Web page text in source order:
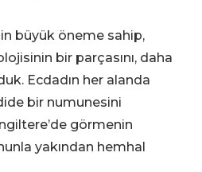
büyük öneme sahip,
bir parçasını, daha
Ecdadın her alanda
bir numunesini
görmenin
yakından hemhal